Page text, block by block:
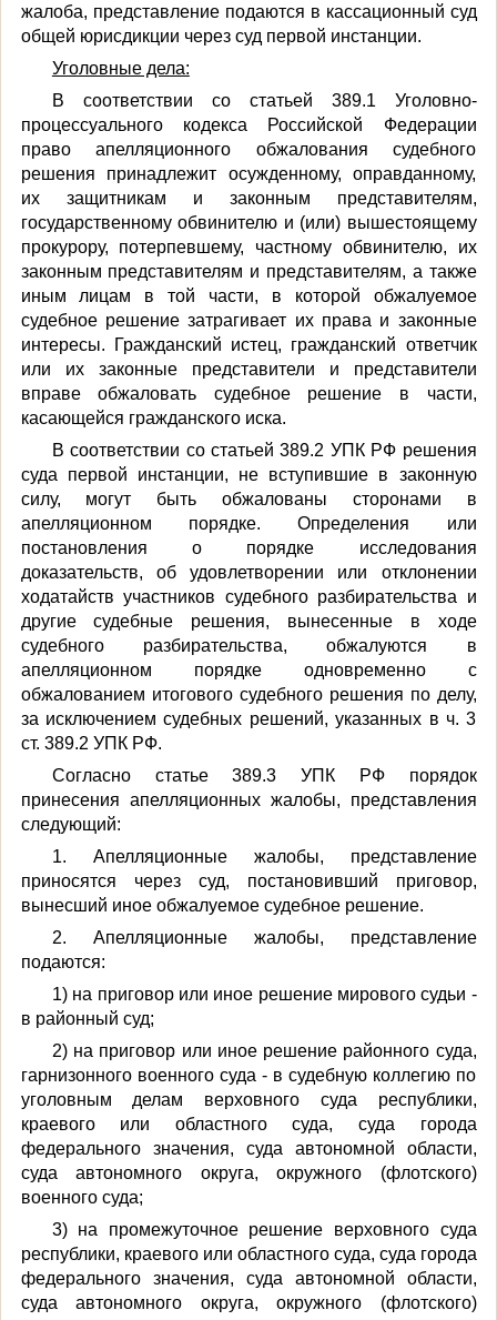
жалоба, представление подаются в кассационный суд
общей юрисдикции через суд первой инстанции.
Уголовные дела:
В соответствии со статьей 389.1 Уголовно-
процессуального кодекса Российской Федерации
право апелляционного обжалования судебного
решения принадлежит осужденному, оправданному,
их защитникам и законным представителям,
государственному обвинителю и (или) вышестоящему
прокурору, потерпевшему, частному обвинителю, их
законным представителям и представителям, а также
иным лицам в той части, в которой обжалуемое
судебное решение затрагивает их права и законные
интересы. Гражданский истец, гражданский ответчик
или их законные представители и представители
вправе обжаловать судебное решение в части,
касающейся гражданского иска.
В соответствии со статьей 389.2 УПК РФ решения
суда первой инстанции, не вступившие в законную
силу, могут быть обжалованы сторонами в
апелляционном порядке. Определения или
постановления о порядке исследования
доказательств, об удовлетворении или отклонении
ходатайств участников судебного разбирательства и
другие судебные решения, вынесенные в ходе
судебного разбирательства, обжалуются в
апелляционном порядке одновременно с
обжалованием итогового судебного решения по делу,
за исключением судебных решений, указанных в ч. 3
ст. 389.2 УПК РФ.
Согласно статье 389.3 УПК РФ порядок
принесения апелляционных жалобы, представления
следующий:
1. Апелляционные жалобы, представление
приносятся через суд, постановивший приговор,
вынесший иное обжалуемое судебное решение.
2. Апелляционные жалобы, представление
подаются:
1) на приговор или иное решение мирового судьи -
в районный суд;
2) на приговор или иное решение районного суда,
гарнизонного военного суда - в судебную коллегию по
уголовным делам верховного суда республики,
краевого или областного суда, суда города
федерального значения, суда автономной области,
суда автономного округа, окружного (флотского)
военного суда;
3) на промежуточное решение верховного суда
республики, краевого или областного суда, суда города
федерального значения, суда автономной области,
суда автономного округа, окружного (флотского)